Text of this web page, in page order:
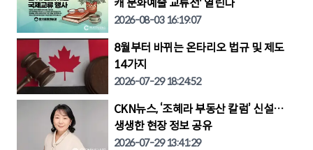
캐 문화예술 교류전' 열린다
2026-08-03 16:19:07
8월부터 바뀌는 온타리오 법규 및 제도
14가지
2026-07-29 18:24:52
CKN뉴스, ‘조혜라 부동산 칼럼’ 신설…
생생한 현장 정보 공유
2026-07-29 13:41:29